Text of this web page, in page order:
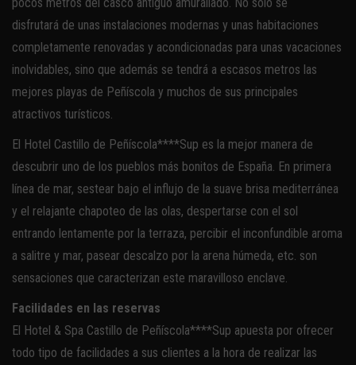
disfrutará de unas instalaciones modernas y unas habitaciones
completamente renovadas y acondicionadas para unas vacaciones
inolvidables, sino que además se tendrá a escasos metros las
mejores playas de Peñíscola y muchos de sus principales
atractivos turísticos.
El Hotel Castillo de Peñíscola****Sup es la mejor manera de
descubrir uno de los pueblos más bonitos de España. En primera
línea de mar, sestear bajo el influjo de la suave brisa mediterránea
y el relajante chapoteo de las olas, despertarse con el sol
entrando lentamente por la terraza, percibir el inconfundible aroma
a salitre y mar, pasear descalzo por la arena húmeda, etc. son
sensaciones que caracterizan este maravilloso enclave.
Facilidades en las reservas
El Hotel & Spa Castillo de Peñíscola****Sup apuesta por ofrecer
todo tipo de facilidades a sus clientes a la hora de realizar las